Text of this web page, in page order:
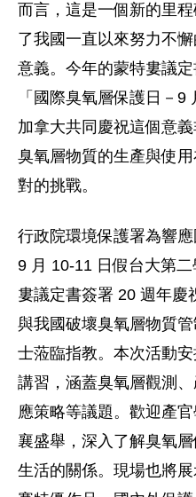
而言，這是一個新的里
了我國一直以來努力不
意義。今年的蒙特婁議
「國際臭氧層保護日－
加拿大共同慶祝這個意
臭氧層物質的生產與使
對的挑戰。
行政院環境保護署為響
9 月 10-11 日假台大第
婁議定書簽署 20 週年慶
與我國破壞臭氧層物質
士蒞臨指教。本次活動
講習，涵蓋臭氧層觀測
應策略等議題。歡迎產
襄盛舉，深入了解臭氧
生活的關係。現場也將